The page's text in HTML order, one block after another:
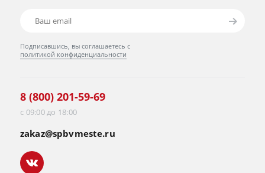
Подписавшись, вы соглашаетесь с
политикой конфиденциальности
8 (800) 201-59-69
с 09:00 до 18:00
zakaz@spbvmeste.ru